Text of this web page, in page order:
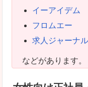
イーアイデム
フロムエー
求人ジャーナル
などがあります。